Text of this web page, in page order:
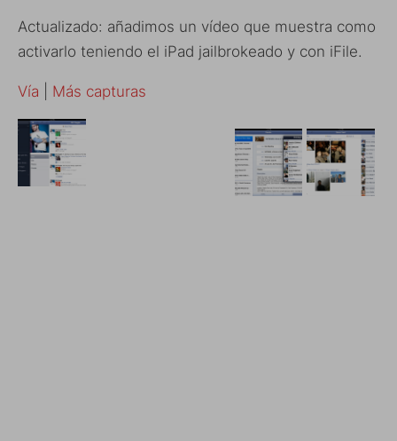
Actualizado: añadimos un vídeo que muestra como
activarlo teniendo el iPad jailbrokeado y con iFile.
Vía Más capturas